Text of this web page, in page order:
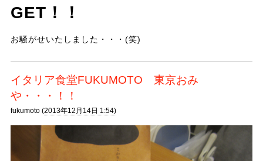
GET！！
お騒がせいたしました・・・(笑)
イタリア食堂FUKUMOTO 東京おみ
や・・・！！
fukumoto (2013年12月14日 1:54)